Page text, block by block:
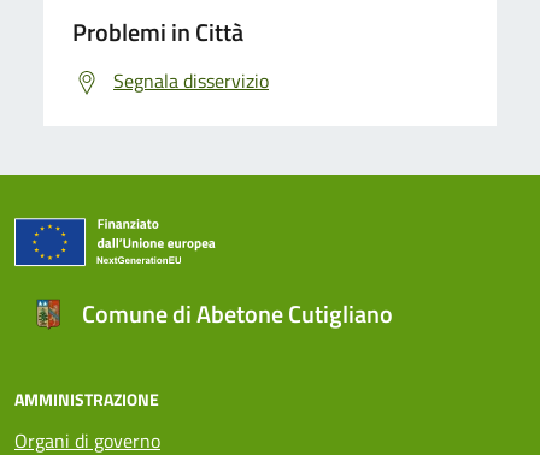
Problemi in Città
Segnala disservizio
Comune di Abetone Cutigliano
AMMINISTRAZIONE
Organi di governo